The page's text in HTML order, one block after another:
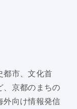
都市、文化首
、京都のまちの
外向け情報発信